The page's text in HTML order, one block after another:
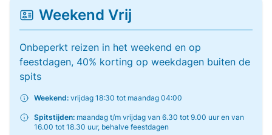
Weekend Vrij
Onbeperkt reizen in het weekend en op
feestdagen, 40% korting op weekdagen buiten de
spits
Weekend: vrijdag 18:30 tot maandag 04:00
Spitstijden: maandag t/m vrijdag van 6.30 tot 9.00 uur en van
16.00 tot 18.30 uur, behalve feestdagen